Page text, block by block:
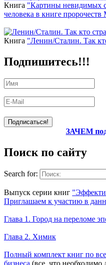
Книга "Картины невидимых
человека в книге
Книга "Ленин/Сталин. Так
Подпишитесь!!!
ЗАЧЕМ
Поиск по сайту
Search for:
Выпуск серии книг
Приглашаем к участию в
Глава 1. Город на переломе
Глава 2. Химик
Полный комплект книг по
бизнеса (все, что необходимо